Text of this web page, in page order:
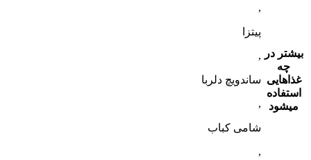
بیشتر در
چه
غذاهایی
استفاده
میشود
,
پیتزا
,
ساندویچ دلربا
,
شامی کباب
,